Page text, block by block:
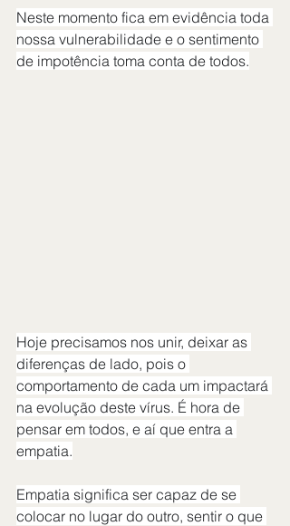
Neste momento fica em evidência toda
nossa vulnerabilidade e o sentimento
de impotência toma conta de todos.
Hoje precisamos nos unir, deixar as
diferenças de lado, pois o
comportamento de cada um impactará
na evolução deste vírus. É hora de
pensar em todos, e aí que entra a
empatia.
Empatia significa ser capaz de se
colocar no lugar do outro, sentir o que